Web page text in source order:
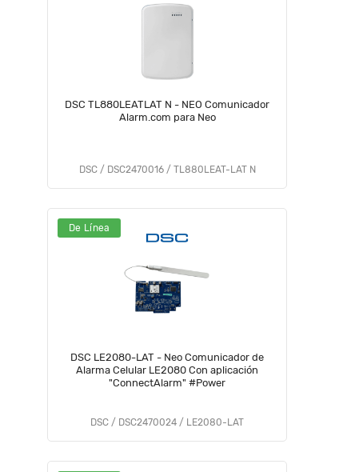
DSC TL880LEATLAT N - NEO Comunicador
Alarm.com para Neo
DSC / DSC2470016 / TL880LEAT-LAT N
De Línea
DSC LE2080-LAT - Neo Comunicador de
Alarma Celular LE2080 Con aplicación
"ConnectAlarm" #Power
DSC / DSC2470024 / LE2080-LAT